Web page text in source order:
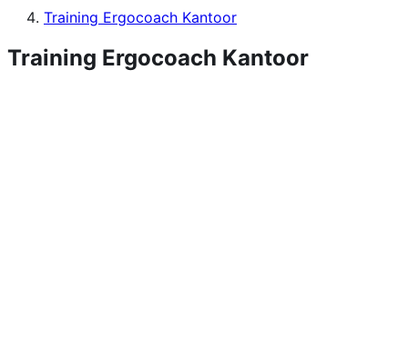
Training Ergocoach Kantoor
Training Ergocoach Kantoor